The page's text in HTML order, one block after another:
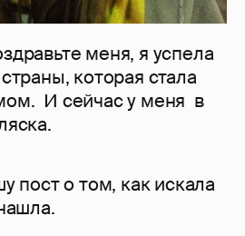
меня, я успела
которая стала
И сейчас у меня в
пост о том, как искала